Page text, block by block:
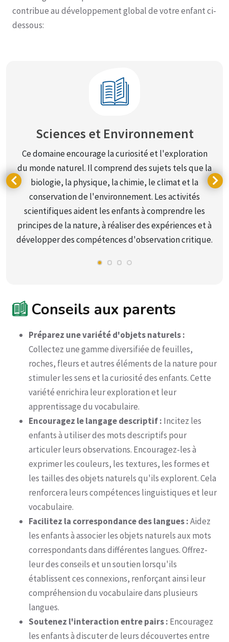
contribue au développement global de votre enfant ci-
dessous:
Sciences et Environnement
Ce domaine encourage la curiosité et l'exploration
du monde naturel. Il comprend des sujets tels que la
biologie, la physique, la chimie, le climat et la
conservation de l'environnement. Les activités
scientifiques aident les enfants à comprendre les
principes de la nature, à réaliser des expériences et à
développer des compétences d'observation critique.
Conseils aux parents
Préparez une variété d'objets naturels :
Collectez une gamme diversifiée de feuilles,
roches, fleurs et autres éléments de la nature pour
stimuler les sens et la curiosité des enfants. Cette
variété enrichira leur exploration et leur
apprentissage du vocabulaire.
Encouragez le langage descriptif : Incitez les
enfants à utiliser des mots descriptifs pour
articuler leurs observations. Encouragez-les à
exprimer les couleurs, les textures, les formes et
les tailles des objets naturels qu'ils explorent. Cela
renforcera leurs compétences linguistiques et leur
vocabulaire.
Facilitez la correspondance des langues :Aidez
les enfants à associer les objets naturels aux mots
correspondants dans différentes langues. Offrez-
leur des conseils et un soutien lorsqu'ils
établissent ces connexions, renforçant ainsi leur
compréhension du vocabulaire dans plusieurs
langues.
Soutenez l'interaction entre pairs : Encouragez
les enfants à discuter de leurs découvertes entre